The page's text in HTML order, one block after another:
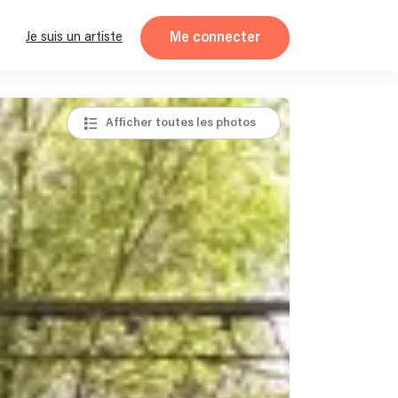
Je suis un artiste Me connecter
Afficher toutes les photos